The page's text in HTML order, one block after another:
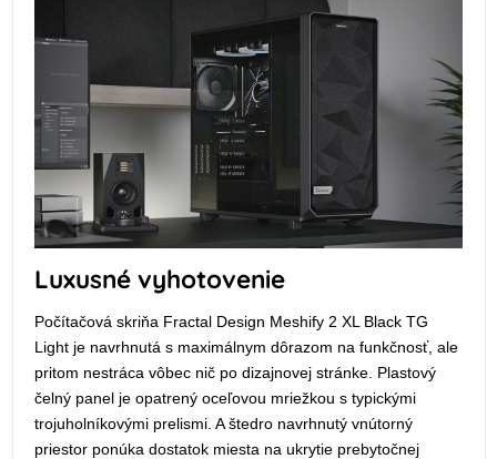
Luxusné vyhotovenie
Počítačová skriňa Fractal Design Meshify 2 XL Black TG
Light je navrhnutá s maximálnym dôrazom na funkčnosť, ale
pritom nestráca vôbec nič po dizajnovej stránke. Plastový
čelný panel je opatrený oceľovou mriežkou s typickými
trojuholníkovými prelismi. A štedro navrhnutý vnútorný
priestor ponúka dostatok miesta na ukrytie prebytočnej